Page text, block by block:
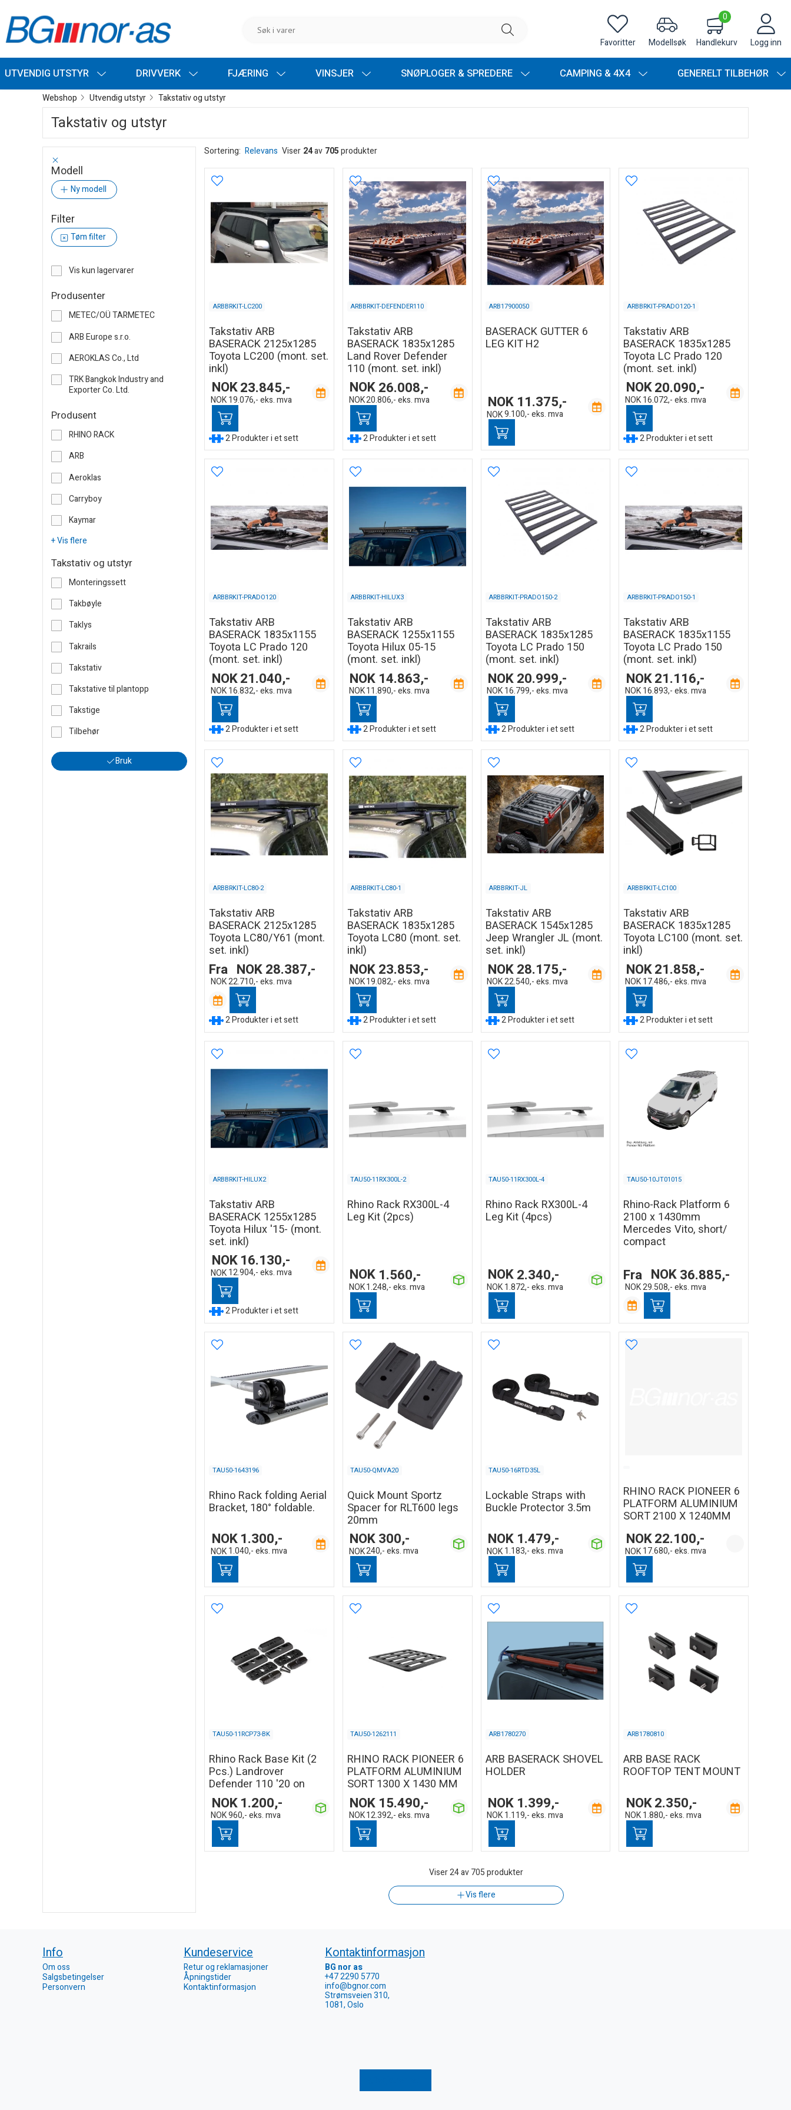
Favoritter Modellsøk
0
Handlekurv Logg inn
UTVENDIG UTSTYR DRIVVERK FJÆRING VINSJER SNØPLOGER & SPREDERE CAMPING & 4X4 GENERELT TILBEHØR
Webshop Utvendig utstyr Takstativ og utstyr
Takstativ og utstyr
Modell
Ny modell
Filter
Tøm filter
Vis kun lagervarer
Produsenter
METEC/OÜ TARMETEC
ARB Europe s.r.o.
AEROKLAS Co., Ltd
TRK Bangkok Industry and
Exporter Co. Ltd.
Produsent
RHINO RACK
ARB
Aeroklas
Carryboy
Kaymar
+ Vis flere
Takstativ og utstyr
Monteringssett
Takbøyle
Taklys
Takrails
Takstativ
Takstative til plantopp
Takstige
Tilbehør
Bruk
Sortering: Relevans Viser 24av 705 produkter
ARBBRKIT-LC200
Takstativ ARB
BASERACK 2125x1285
Toyota LC200 (mont. set.
inkl)
NOK23.845,-
NOK19.076,-eks. mva
2 Produkter i et sett
ARBBRKIT-DEFENDER110
Takstativ ARB
BASERACK 1835x1285
Land Rover Defender
110 (mont. set. inkl)
NOK26.008,-
NOK20.806,- eks. mva
2 Produkter i et sett
ARB17900050
BASERACK GUTTER 6
LEG KIT H2
NOK 11.375,-
NOK9.100,-eks. mva
ARBBRKIT-PRADO120-1
Takstativ ARB
BASERACK 1835x1285
Toyota LC Prado 120
(mont. set. inkl)
NOK20.090,-
NOK16.072,-eks. mva
2 Produkter i et sett
ARBBRKIT-PRADO120
Takstativ ARB
BASERACK 1835x1155
Toyota LC Prado 120
(mont. set. inkl)
NOK21.040,-
NOK16.832,-eks. mva
2 Produkter i et sett
ARBBRKIT-HILUX3
Takstativ ARB
BASERACK 1255x1155
Toyota Hilux 05-15
(mont. set. inkl)
NOK 14.863,-
NOK11.890,- eks. mva
2 Produkter i et sett
ARBBRKIT-PRADO150-2
Takstativ ARB
BASERACK 1835x1285
Toyota LC Prado 150
(mont. set. inkl)
NOK20.999,-
NOK16.799,-eks. mva
2 Produkter i et sett
ARBBRKIT-PRADO150-1
Takstativ ARB
BASERACK 1835x1155
Toyota LC Prado 150
(mont. set. inkl)
NOK21.116,-
NOK16.893,-eks. mva
2 Produkter i et sett
ARBBRKIT-LC80-2
Takstativ ARB
BASERACK 2125x1285
Toyota LC80/Y61 (mont.
set. inkl)
Fra NOK28.387,-
NOK22.710,-eks. mva
2 Produkter i et sett
ARBBRKIT-LC80-1
Takstativ ARB
BASERACK 1835x1285
Toyota LC80 (mont. set.
inkl)
NOK23.853,-
NOK19.082,- eks. mva
2 Produkter i et sett
ARBBRKIT-JL
Takstativ ARB
BASERACK 1545x1285
Jeep Wrangler JL (mont.
set. inkl)
NOK28.175,-
NOK22.540,-eks. mva
2 Produkter i et sett
ARBBRKIT-LC100
Takstativ ARB
BASERACK 1835x1285
Toyota LC100 (mont. set.
inkl)
NOK21.858,-
NOK17.486,-eks. mva
2 Produkter i et sett
ARBBRKIT-HILUX2
Takstativ ARB
BASERACK 1255x1285
Toyota Hilux '15- (mont.
set. inkl)
NOK16.130,-
NOK12.904,-eks. mva
2 Produkter i et sett
TAU50-11RX300L-2
Rhino Rack RX300L-4
Leg Kit (2pcs)
NOK 1.560,-
NOK1.248,- eks. mva
TAU50-11RX300L-4
Rhino Rack RX300L-4
Leg Kit (4pcs)
NOK2.340,-
NOK1.872,-eks. mva
TAU50-10JT01015
Rhino-Rack Platform 6
2100 x 1430mm
Mercedes Vito, short/
compact
Fra NOK36.885,-
NOK29.508,-eks. mva
TAU50-1643196
Rhino Rack folding Aerial
Bracket, 180° foldable.
NOK1.300,-
NOK1.040,-eks. mva
TAU50-QMVA20
Quick Mount Sportz
Spacer for RLT600 legs
20mm
NOK300,-
NOK240,- eks. mva
TAU50-16RTD35L
Lockable Straps with
Buckle Protector 3.5m
NOK 1.479,-
NOK1.183,-eks. mva
RHINO RACK PIONEER 6
PLATFORM ALUMINIUM
SORT 2100 X 1240MM
NOK22.100,-
NOK17.680,-eks. mva
TAU50-11RCP73-BK
Rhino Rack Base Kit (2
Pcs.) Landrover
Defender 110 '20 on
NOK1.200,-
NOK960,-eks. mva
TAU50-1262111
RHINO RACK PIONEER 6
PLATFORM ALUMINIUM
SORT 1300 X 1430 MM
NOK 15.490,-
NOK12.392,- eks. mva
ARB1780270
ARB BASERACK SHOVEL
HOLDER
NOK 1.399,-
NOK1.119,-eks. mva
ARB1780810
ARB BASE RACK
ROOFTOP TENT MOUNT
NOK2.350,-
NOK1.880,-eks. mva
Viser24av 705 produkter
Vis flere
Info
Om oss
Salgsbetingelser
Personvern
Kundeservice
Retur og reklamasjoner
Åpningstider
Kontaktinformasjon
Kontaktinformasjon
BG nor as
+47 2290 5770
info@bgnor.com
Strømsveien 310,
1081, Oslo